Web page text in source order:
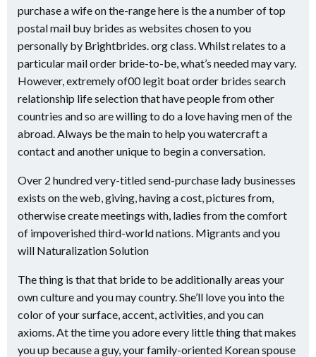
purchase a wife on the-range here is the a number of top
postal mail buy brides as websites chosen to you
personally by Brightbrides. org class. Whilst relates to a
particular mail order bride-to-be, what’s needed may vary.
However, extremely of00 legit boat order brides search
relationship life selection that have people from other
countries and so are willing to do a love having men of the
abroad. Always be the main to help you watercraft a
contact and another unique to begin a conversation.
Over 2 hundred very-titled send-purchase lady businesses
exists on the web, giving, having a cost, pictures from,
otherwise create meetings with, ladies from the comfort
of impoverished third-world nations. Migrants and you
will Naturalization Solution
The thing is that that bride to be additionally areas your
own culture and you may country. She’ll love you into the
color of your surface, accent, activities, and you can
axioms. At the time you adore every little thing that makes
you up because a guy, your family-oriented Korean spouse